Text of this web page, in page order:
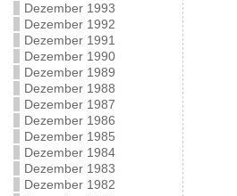
Dezember 1993
Dezember 1992
Dezember 1991
Dezember 1990
Dezember 1989
Dezember 1988
Dezember 1987
Dezember 1986
Dezember 1985
Dezember 1984
Dezember 1983
Dezember 1982